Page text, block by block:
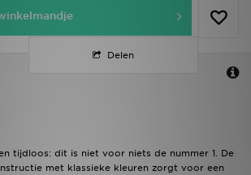
Delen
tijdloos: dit is niet voor niets de nummer 1. De
met klassieke kleuren zorgt voor een